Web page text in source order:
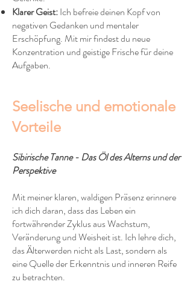
Klarer Geist:Ich befreie deinen Kopf von
negativen Gedanken und mentaler
Erschöpfung. Mit mir findest du neue
Konzentration und geistige Frische für deine
Aufgaben.
Seelische und emotionale
Vorteile
Sibirische Tanne - Das Öl des Alterns und der
Perspektive
Mit meiner klaren, waldigen Präsenz erinnere
ich dich daran, dass das Leben ein
fortwährender Zyklus aus Wachstum,
Veränderung und Weisheit ist. Ich lehre dich,
das Älterwerden nicht als Last, sondern als
eine Quelle der Erkenntnis und inneren Reife
zu betrachten.